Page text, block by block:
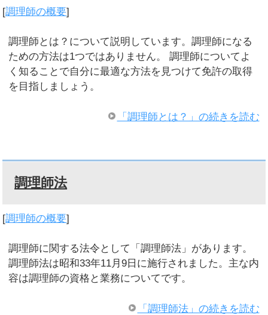
[調理師の概要]
調理師とは？について説明しています。調理師になる
ための方法は1つではありません。 調理師についてよ
く知ることで自分に最適な方法を見つけて免許の取得
を目指しましょう。
「調理師とは？」の続きを読む
調理師法
[調理師の概要]
調理師に関する法令として「調理師法」があります。
調理師法は昭和33年11月9日に施行されました。主な内
容は調理師の資格と業務についてです。
「調理師法」の続きを読む